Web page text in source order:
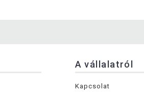
A vállalatról
Kapcsolat